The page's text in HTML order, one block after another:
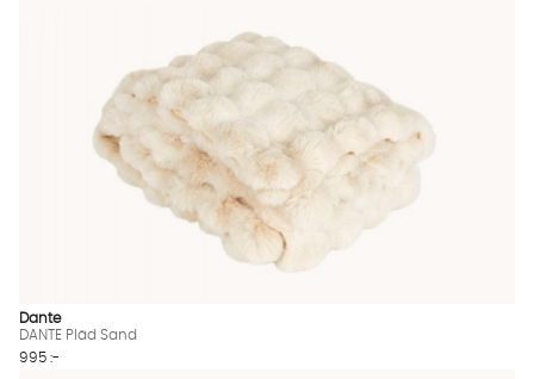
Dante
DANTE Pläd Sand
995 :-